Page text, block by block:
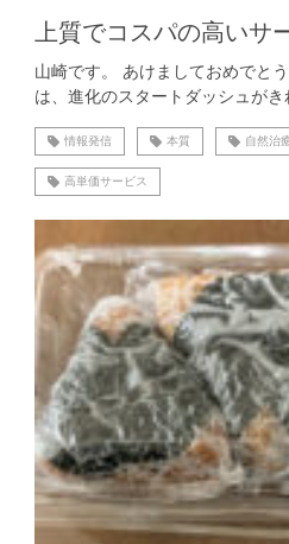
上質でコスパの高いサ
山崎です。 あけましておめでと
は、進化のスタートダッシュがき
情報発信 本質 自然治
高単価サービス